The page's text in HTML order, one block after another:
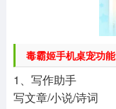
毒霸姬手机桌宠功能
1、写作助手
写文章/小说/诗词